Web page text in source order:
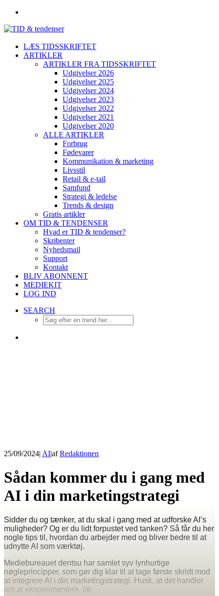
LÆS TIDSSKRIFTET
ARTIKLER
ARTIKLER FRA TIDSSKRIFTET
Udgivelser 2026
Udgivelser 2025
Udgivelser 2024
Udgivelser 2023
Udgivelser 2022
Udgivelser 2021
Udgivelser 2020
ALLE ARTIKLER
Forbrug
Fødevarer
Kommunikation & marketing
Livsstil
Retail & e-tail
Samfund
Strategi & ledelse
Trends & design
Gratis artikler
OM TID & TENDENSER
Hvad er TID & tendenser?
Skribenter
Nyhedsmail
Support
Kontakt
BLIV ABONNENT
MEDIEKIT
LOG IND
SEARCH
25/09/2024| AI|afRedaktionen
Sådan kommer du i gang med
AI i din marketingstrategi
Sidder du og tænker, at du skal i gang med at udforske AI’s
muligheder? Og er du lidt forpustet ved tanken? Så får du her
nogle tips til, hvordan du arbejder med og bliver bedre til at
udnytte AI som værktøj.
Mediebureauet dentsu har samlet syv lynhurtige
nøgleprincipper, som gør dig klar til at tage første skridt mod
at integrere AI i din marketingstrategi. Husk, at det handler
om at eksperimentere, læ